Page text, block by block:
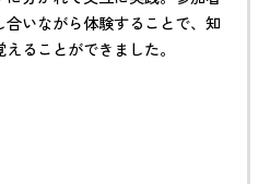
いながら体験することで、知
ることができました。